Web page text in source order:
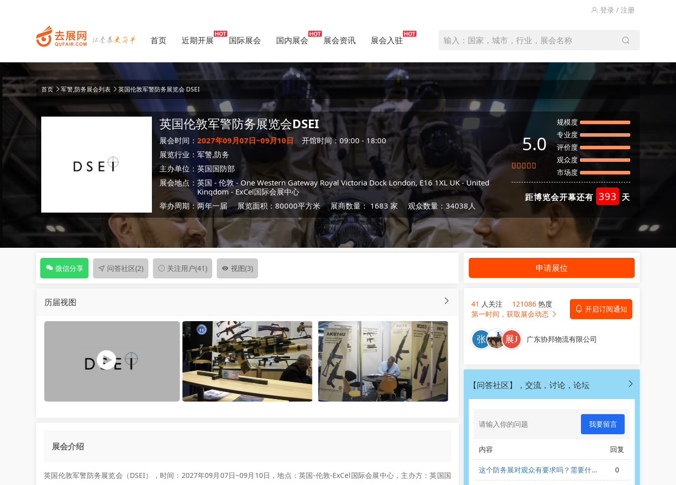
登录 / 注册
首页 近期开展 国际展会 国内展会 展会资讯 展会入驻 输入：国家，城市，行业，展会名称
首页 军警,防务展会列表 英国伦敦军警防务展览会 DSEI
英国伦敦军警防务展览会DSEI
展会时间： 2027年09月07日~09月10日
开馆时间：09:00 - 18:00
展览行业： 军警,防务
主办单位： 英国国防部
展会地点： 英国 - 伦敦 - One Western Gateway Royal Victoria Dock London, E16 1XL UK - United
Kingdom - ExCel国际会展中心
举办周期：两年一届
展览面积：80000平方米 展商数量： 1683 家 观众数量：34038人
5.0
规模度
专业度
评价度
观众度
市场度
距博览会开幕还有 393 天
微信分享 问答社区(2) 关注用户(41) 视图(3)
历届视图
展会介绍
英国伦敦军警防务展览会（DSEI），时间：2027年09月07日~09月10日，地点：英国-伦敦-ExCel国际会展中心，主办方：英国国
申请展位
41 人关注 121086 热度
开启订阅通知
第一时间，获取展会动态
广东协邦物流有限公司
【问答社区】，交流，讨论，论坛
我要留言
内容 回复
这个防务展对观众有要求吗？需要什么
样的观展资格？
0